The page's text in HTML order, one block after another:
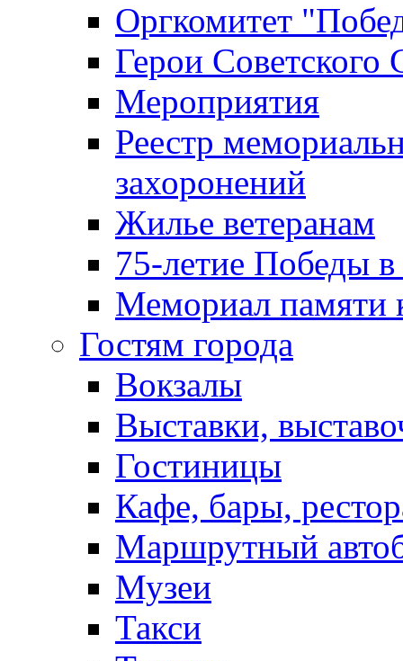
Оргкомитет
Герои Советского
Мероприятия
Реестр
захоронений
Жилье ветеранам
75-летие Победы
Мемориал памяти
Гостям города
Вокзалы
Выставки,
Гостиницы
Кафе, бары,
Маршрутный
Музеи
Такси